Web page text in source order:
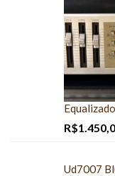
R$
Ud7007